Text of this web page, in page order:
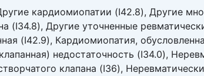
кардиомиопатии (I42.8), Другие
(I34.8), Другие уточненные
(I42.9), Кардиомиопатия,
недостаточность (I34.0),
клапана (I36),